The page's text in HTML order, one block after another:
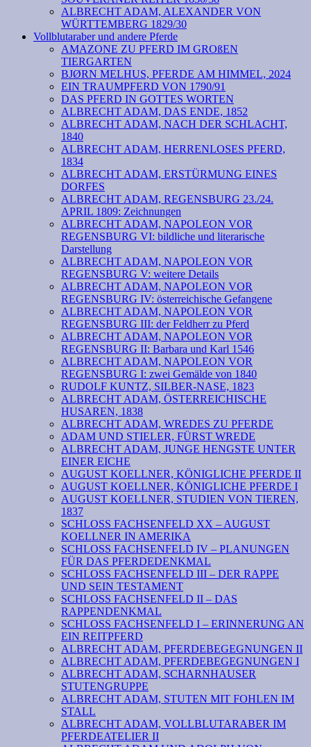
ALBRECHT ADAM, ALEXANDER VON
WÜRTTEMBERG 1829/30
Vollblutaraber und andere Pferde
AMAZONE ZU PFERD IM GROßEN
TIERGARTEN
BJØRN MELHUS, PFERDE AM HIMMEL, 2024
EIN TRAUMPFERD VON 1790/91
DAS PFERD IN GOTTES WORTEN
ALBRECHT ADAM, DAS ENDE, 1852
ALBRECHT ADAM, NACH DER SCHLACHT,
1840
ALBRECHT ADAM, HERRENLOSES PFERD,
1834
ALBRECHT ADAM, ERSTÜRMUNG EINES
DORFES
ALBRECHT ADAM, REGENSBURG 23./24.
APRIL 1809: Zeichnungen
ALBRECHT ADAM, NAPOLEON VOR
REGENSBURG VI: bildliche und literarische
Darstellung
ALBRECHT ADAM, NAPOLEON VOR
REGENSBURG V: weitere Details
ALBRECHT ADAM, NAPOLEON VOR
REGENSBURG IV: österreichische Gefangene
ALBRECHT ADAM, NAPOLEON VOR
REGENSBURG III: der Feldherr zu Pferd
ALBRECHT ADAM, NAPOLEON VOR
REGENSBURG II: Barbara und Karl 1546
ALBRECHT ADAM, NAPOLEON VOR
REGENSBURG I: zwei Gemälde von 1840
RUDOLF KUNTZ, SILBER-NASE, 1823
ALBRECHT ADAM, ÖSTERREICHISCHE
HUSAREN, 1838
ALBRECHT ADAM, WREDES ZU PFERDE
ADAM UND STIELER, FÜRST WREDE
ALBRECHT ADAM, JUNGE HENGSTE UNTER
EINER EICHE
AUGUST KOELLNER, KÖNIGLICHE PFERDE II
AUGUST KOELLNER, KÖNIGLICHE PFERDE I
AUGUST KOELLNER, STUDIEN VON TIEREN,
1837
SCHLOSS FACHSENFELD XX – AUGUST
KOELLNER IN AMERIKA
SCHLOSS FACHSENFELD IV – PLANUNGEN
FÜR DAS PFERDEDENKMAL
SCHLOSS FACHSENFELD III – DER RAPPE
UND SEIN TESTAMENT
SCHLOSS FACHSENFELD II – DAS
RAPPENDENKMAL
SCHLOSS FACHSENFELD I – ERINNERUNG AN
EIN REITPFERD
ALBRECHT ADAM, PFERDEBEGEGNUNGEN II
ALBRECHT ADAM, PFERDEBEGEGNUNGEN I
ALBRECHT ADAM, SCHARNHAUSER
STUTENGRUPPE
ALBRECHT ADAM, STUTEN MIT FOHLEN IM
STALL
ALBRECHT ADAM, VOLLBLUTARABER IM
PFERDEATELIER II